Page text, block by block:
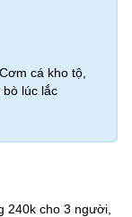
cá kho tộ,
lúc lắc
240k cho 3 người,